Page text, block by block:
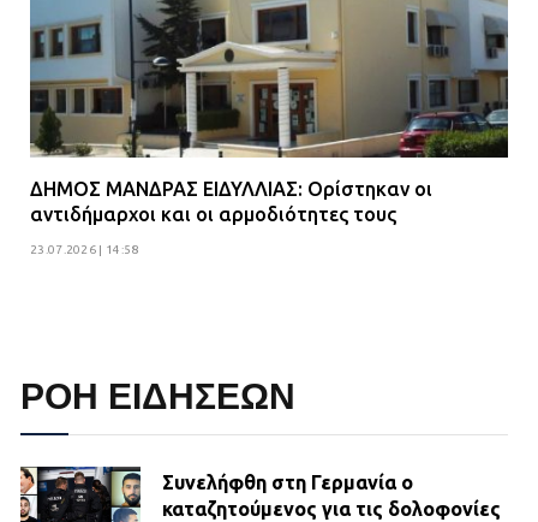
ΔΗΜΟΣ ΜΑΝΔΡΑΣ ΕΙΔΥΛΛΙΑΣ: Ορίστηκαν οι
αντιδήμαρχοι και οι αρμοδιότητες τους
23.07.2026 | 14:58
ΡΟΗ ΕΙΔΗΣΕΩΝ
Συνελήφθη στη Γερμανία ο
καταζητούμενος για τις δολοφονίες